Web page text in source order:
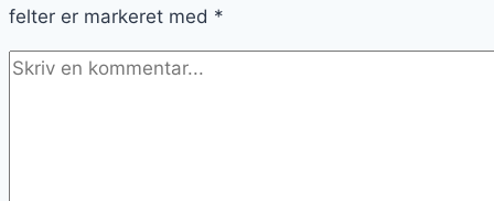
felter er markeret med *